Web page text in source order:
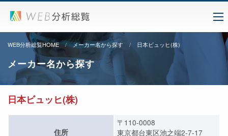
WEB分析総覧HOME メーカー名から探す 日本ビュッヒ(株)
メーカー名から探す
日本ビュッヒ(株)
住所
〒110-0008
東京都台東区池之端2-7-17